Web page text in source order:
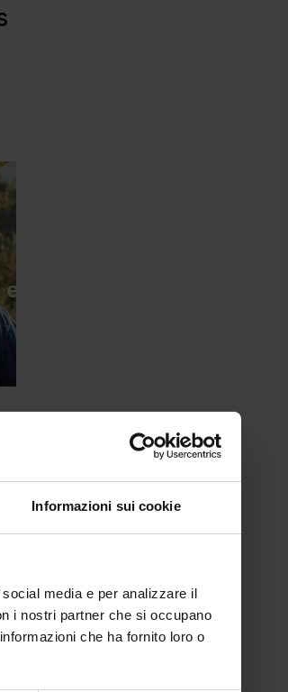
Informazioni sui cookie
media e per analizzare il
i nostri partner che si occupano
che ha fornito loro o
riciclo del caffè